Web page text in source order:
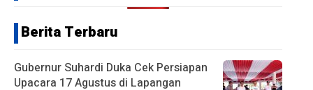
Berita Terbaru
Gubernur Suhardi Duka Cek Persiapan
Upacara 17 Agustus di Lapangan